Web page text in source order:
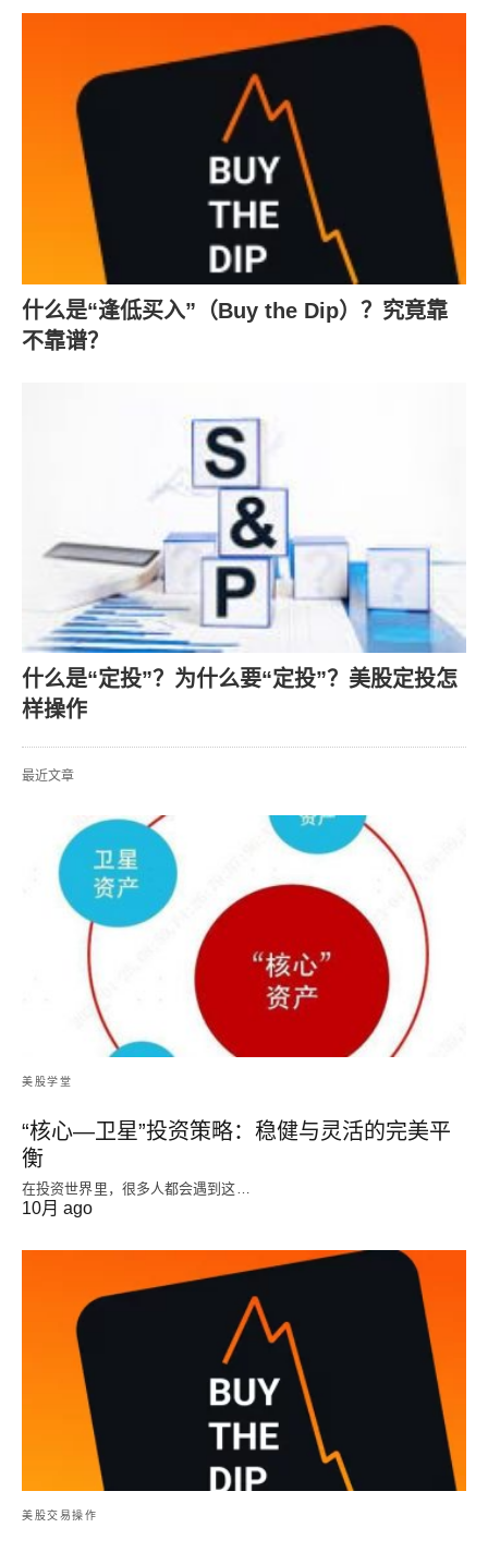
什么是“逢低买入”（Buy the Dip）？究竟靠
不靠谱？
什么是“定投”？为什么要“定投”？美股定投怎
样操作
最近文章
美股学堂
“核心—卫星”投资策略：稳健与灵活的完美平
衡
在投资世界里，很多人都会遇到这…
10月 ago
美股交易操作